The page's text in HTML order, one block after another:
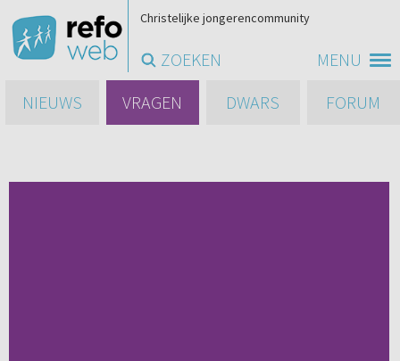
MENU
Christelijke jongerencommunity
ZOEKEN
NIEUWS
VRAGEN DWARS FORUM